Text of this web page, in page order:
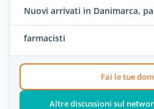
Nuovi arrivati in Danimarca,
farmacisti
Fai le tue
Altre discussioni sul